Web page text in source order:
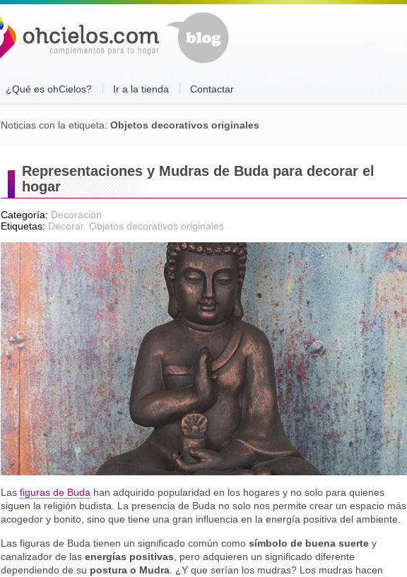
¿Qué es ohCielos? Ir a la tienda Contactar
Noticias con la etiqueta: Objetos decorativos originales
Representaciones y Mudras de Buda para decorar el
hogar
Categoría: Decoración
Etiquetas: Decorar, Objetos decorativos originales
Las figuras de Buda han adquirido popularidad en los hogares y no solo para quienes
siguen la religión budista. La presencia de Buda no solo nos permite crear un espacio más
acogedor y bonito, sino que tiene una gran influencia en la energía positiva del ambiente.
Las figuras de Buda tienen un significado común como símbolo de buena suerte y
canalizador de las energías positivas , pero adquieren un significado diferente
dependiendo de su postura o Mudra . ¿Y que serían los mudras? Los mudras hacen